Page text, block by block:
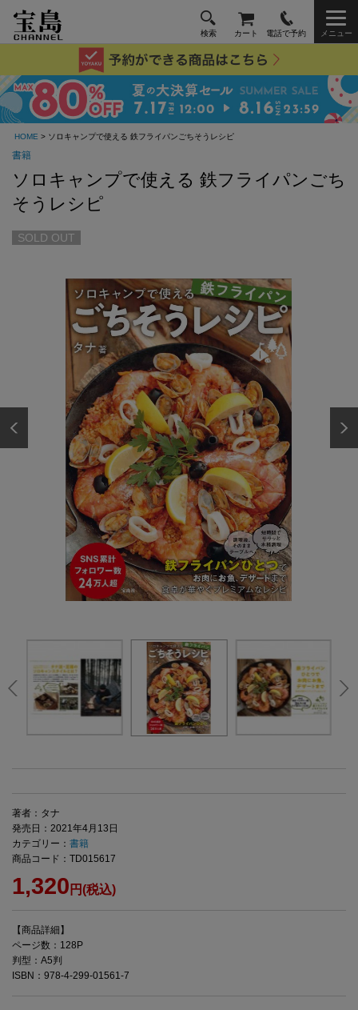
検索 カート 電話で予約 メニュー
HOME > ソロキャンプで使える 鉄フライパンごちそうレシピ
書籍
ソロキャンプで使える 鉄フライパンごち
そうレシピ
SOLD OUT
著者：タナ
発売日：2021年4月13日
カテゴリー： 書籍
商品コード：TD015617
1,320 円(税込)
【商品詳細】
ページ数：128P
判型：A5判
ISBN：978-4-299-01561-7